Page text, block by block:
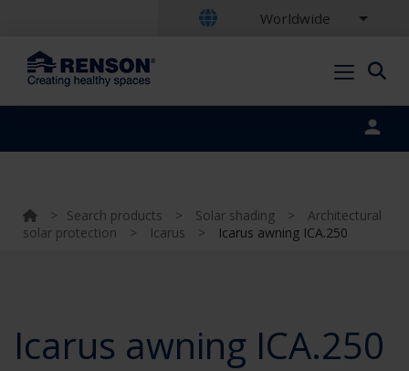
Worldwide
> Search products > Solar shading >
Architectural
solar protection
> Icarus > Icarus awning ICA.250
Icarus awning ICA.250